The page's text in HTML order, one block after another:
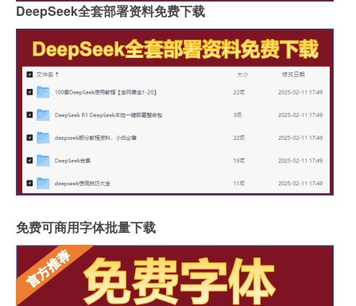
DeepSeek全套部署资料免费下载
免费可商用字体批量下载